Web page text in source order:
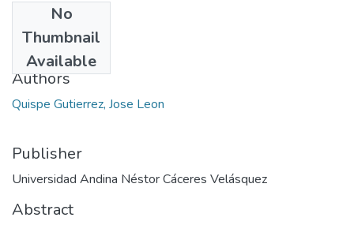
No
Thumbnail
Available
2024
Authors
Quispe Gutierrez, Jose Leon
Publisher
Universidad Andina Néstor Cáceres Velásquez
Abstract